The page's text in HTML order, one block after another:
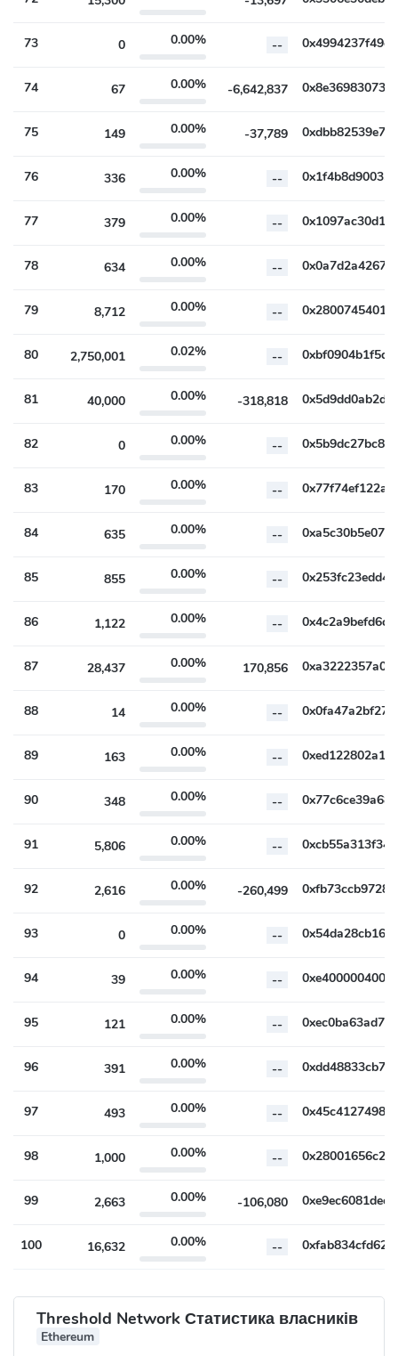
73 0 0.00% --
74 67 0.00% -6,642,837
75 149 0.00% -37,789
76 336 0.00% --
77 379 0.00% --
78 634 0.00% --
79 8,712 0.00% --
80 2,750,001 0.02% --
81 40,000 0.00% -318,818
82 0 0.00% --
83 170 0.00% --
84 635 0.00% --
85 855 0.00% --
86 1,122 0.00% --
87 28,437 0.00% 170,856
88 14 0.00% --
89 163 0.00% --
90 348 0.00% --
91 5,806 0.00% --
92 2,616 0.00% -260,499
93 0 0.00% --
94 39 0.00% --
95 121 0.00% --
96 391 0.00% --
97 493 0.00% --
98 1,000 0.00% --
99 2,663 0.00% -106,080
100 16,632 0.00% --
Threshold Network Статистика власників
Ethereum